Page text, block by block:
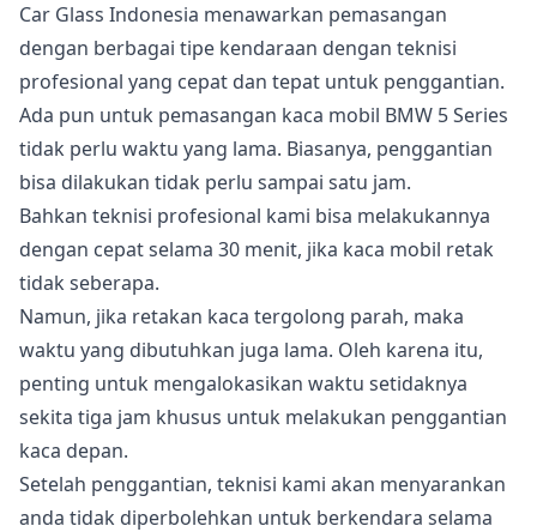
Car Glass Indonesia menawarkan pemasangan
dengan berbagai tipe kendaraan dengan teknisi
profesional yang cepat dan tepat untuk penggantian.
Ada pun untuk pemasangan kaca mobil BMW 5 Series
tidak perlu waktu yang lama. Biasanya, penggantian
bisa dilakukan tidak perlu sampai satu jam.
Bahkan teknisi profesional kami bisa melakukannya
dengan cepat selama 30 menit, jika kaca mobil retak
tidak seberapa.
Namun, jika retakan kaca tergolong parah, maka
waktu yang dibutuhkan juga lama. Oleh karena itu,
penting untuk mengalokasikan waktu setidaknya
sekita tiga jam khusus untuk melakukan penggantian
kaca depan.
Setelah penggantian, teknisi kami akan menyarankan
anda tidak diperbolehkan untuk berkendara selama